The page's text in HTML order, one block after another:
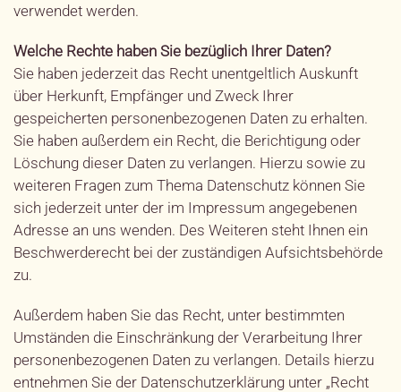
verwendet werden.
Welche Rechte haben Sie bezüglich Ihrer Daten?
Sie haben jederzeit das Recht unentgeltlich Auskunft
über Herkunft, Empfänger und Zweck Ihrer
gespeicherten personenbezogenen Daten zu erhalten.
Sie haben außerdem ein Recht, die Berichtigung oder
Löschung dieser Daten zu verlangen. Hierzu sowie zu
weiteren Fragen zum Thema Datenschutz können Sie
sich jederzeit unter der im Impressum angegebenen
Adresse an uns wenden. Des Weiteren steht Ihnen ein
Beschwerderecht bei der zuständigen Aufsichtsbehörde
zu.
Außerdem haben Sie das Recht, unter bestimmten
Umständen die Einschränkung der Verarbeitung Ihrer
personenbezogenen Daten zu verlangen. Details hierzu
entnehmen Sie der Datenschutzerklärung unter „Recht